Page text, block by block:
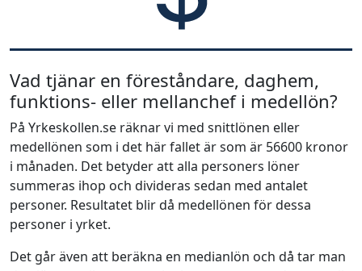
Vad tjänar en föreståndare, daghem,
funktions- eller mellanchef i medellön?
På Yrkeskollen.se räknar vi med snittlönen eller
medellönen som i det här fallet är som är 56600 kronor
i månaden. Det betyder att alla personers löner
summeras ihop och divideras sedan med antalet
personer. Resultatet blir då medellönen för dessa
personer i yrket.
Det går även att beräkna en medianlön och då tar man